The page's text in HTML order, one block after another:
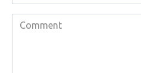
Comment